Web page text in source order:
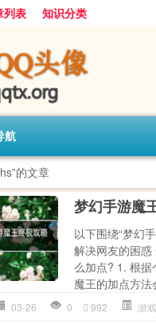
列表 知识分类
航
的文章
梦幻手游魔
以下围绕“梦幻
解决网友的困
么加点? 1. 根据
魔王的加点方
03-26 0 992 游